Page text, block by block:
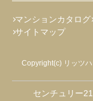
マンションカタログ
サイトマップ
Copyright(c) リッツ
センチュリー